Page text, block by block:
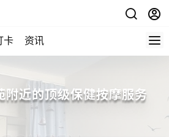
卡 资讯
附近的顶级保健按摩服务